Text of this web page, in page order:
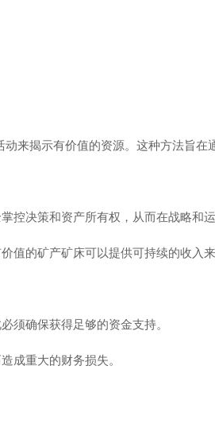
来揭示有价值的资源。这种方法旨在
控决策和资产所有权，从而在战略和
值的矿产矿床可以提供可持续的收入来
须确保获得足够的资金支持。
成重大的财务损失。